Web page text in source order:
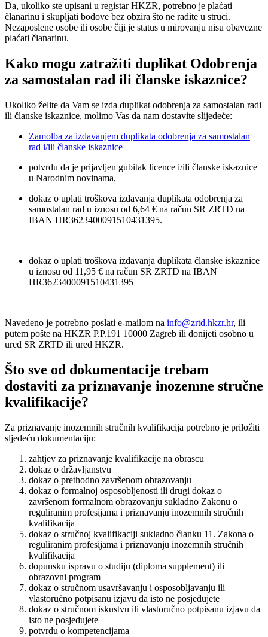
Da, ukoliko ste upisani u registar HKZR, potrebno je plaćati
članarinu i skupljati bodove bez obzira što ne radite u struci.
Nezaposlene osobe ili osobe čiji je status u mirovanju nisu obavezne
plaćati članarinu.
Kako mogu zatražiti duplikat Odobrenja
za samostalan rad ili članske iskaznice?
Ukoliko želite da Vam se izda duplikat odobrenja za samostalan radi
ili članske iskaznice, molimo Vas da nam dostavite slijedeće:
Zamolba za izdavanjem duplikata odobrenja za samostalan
rad i/ili članske iskaznice
potvrdu da je prijavljen gubitak licence i/ili članske iskaznice
u Narodnim novinama,
dokaz o uplati troškova izdavanja duplikata odobrenja za
samostalan rad u iznosu od 6,64 € na račun SR ZRTD na
IBAN HR3623400091510431395.
dokaz o uplati troškova izdavanja duplikata članske iskaznice
u iznosu od 11,95 € na račun SR ZRTD na IBAN
HR3623400091510431395
Navedeno je potrebno poslati e-mailom na info@zrtd.hkzr.hr, ili
putem pošte na HKZR P.P.191 10000 Zagreb ili donijeti osobno u
ured SR ZRTD ili ured HKZR.
Što sve od dokumentacije trebam
dostaviti za priznavanje inozemne stručne
kvalifikacije?
Za priznavanje inozemnih stručnih kvalifikacija potrebno je priložiti
sljedeću dokumentaciju:
zahtjev za priznavanje kvalifikacije na obrascu
dokaz o državljanstvu
dokaz o prethodno završenom obrazovanju
dokaz o formalnoj osposobljenosti ili drugi dokaz o
završenom formalnom obrazovanju sukladno Zakonu o
reguliranim profesijama i priznavanju inozemnih stručnih
kvalifikacija
dokaz o stručnoj kvalifikaciji sukladno članku 11. Zakona o
reguliranim profesijama i priznavanju inozemnih stručnih
kvalifikacija
dopunsku ispravu o studiju (diploma supplement) ili
obrazovni program
dokaz o stručnom usavršavanju i osposobljavanju ili
vlastoručno potpisanu izjavu da isto ne posjedujete
dokaz o stručnom iskustvu ili vlastoručno potpisanu izjavu da
isto ne posjedujete
potvrdu o kompetencijama